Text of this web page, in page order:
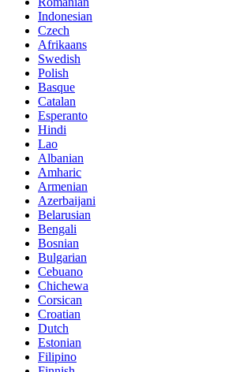
Indonesian
Czech
Afrikaans
Swedish
Polish
Basque
Catalan
Esperanto
Hindi
Lao
Albanian
Amharic
Armenian
Azerbaijani
Belarusian
Bengali
Bosnian
Bulgarian
Cebuano
Chichewa
Corsican
Croatian
Dutch
Estonian
Filipino